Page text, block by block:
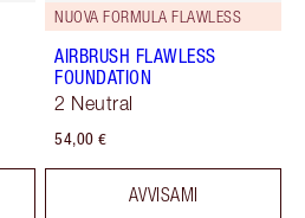
NUOVA FORMULA FLAWLESS
AIRBRUSH FLAWLESS
FOUNDATION
2 Neutral
54,00 €
AVVISAMI